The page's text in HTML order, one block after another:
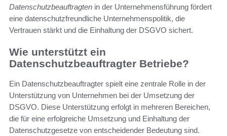
Datenschutzbeauftragten in der Unternehmensführung fördert
eine datenschutzfreundliche Unternehmenspolitik, die
Vertrauen stärkt und die Einhaltung der DSGVO sichert.
Wie unterstützt ein
Datenschutzbeauftragter Betriebe?
Ein Datenschutzbeauftragter spielt eine zentrale Rolle in der
Unterstützung von Unternehmen bei der Umsetzung der
DSGVO. Diese Unterstützung erfolgt in mehreren Bereichen,
die für eine erfolgreiche Umsetzung und Einhaltung der
Datenschutzgesetze von entscheidender Bedeutung sind.